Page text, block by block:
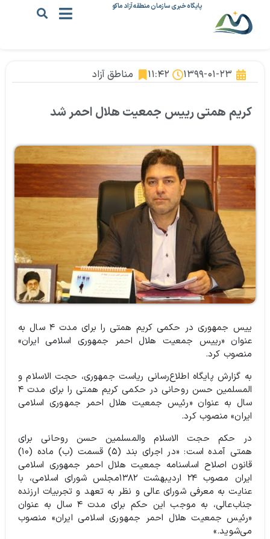
پایگاه خبری سازمان منطقه آزاد ماکو
۱۳۹۹-۰۱-۲۳ ۱۱:۴۲ مناطق آزاد
کریم همتی رییس جمعیت هلال احمر شد
ییس جمهوری در حکمی کریم همتی را برای مدت ۴ سال به
عنوان «رییس جمعیت هلال احمر جمهوری اسلامی ایران»
منصوب کرد.
به گزارش پایگاه اطلاع‌رسانی ریاست جمهوری، حجت الاسلام و
المسلمین حسن روحانی در حکمی کریم همتی را برای مدت ۴
سال به عنوان «رئیس جمعیت هلال احمر جمهوری اسلامی
ایران» منصوب کرد.
در حکم حجت الاسلام والمسلمین حسن روحانی برای
همتی آمده است: «در اجرای بند (۵) قسمت (ب) ماده (۱۰)
قانون اصلاح اساسنامه جمعیت هلال احمر جمهوری اسلامی
ایران مصوب ۲۴ اردیبهشت ۱۳۸۲مجلس شورای اسلامی، با
عنایت به معرفی شورای عالی و نظر به تعهد و تجربیات ارزنده
جناب‌عالی، به موجب این حکم برای مدت ۴ سال به عنوان
«رئیس جمعیت هلال احمر جمهوری اسلامی ایران» منصوب
می‌شوید.»